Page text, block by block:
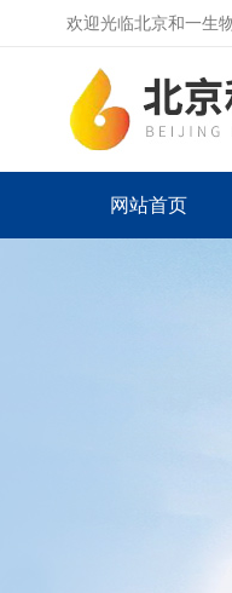
欢迎光临北京和一生
网站首页